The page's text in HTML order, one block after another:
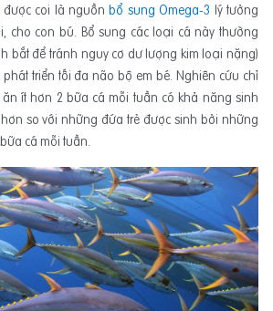
được coi là nguồnbổ sung Omega-3 lý tưởng
cho con bú. Bổ sung các loại cá này thường
bắt để tránh nguy cơ dư lượng kim loại nặng)
triển tối đa não bộ em bé. Nghiên cứu chỉ
ít hơn 2 bữa cá mỗi tuần có khả năng sinh
so với những đứa trẻ được sinh bởi những
cá mỗi tuần.